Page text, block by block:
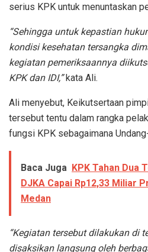
serius KPK untuk menuntaskan
“Sehingga untuk kepastian
kondisi kesehatan tersangka
kegiatan pemeriksaannya
KPK dan IDI,”kata Ali.
Ali menyebut, Keikutsertaan
tersebut tentu dalam rangka
fungsi KPK sebagaimana
Baca Juga KPK Tahan Dua
DJKA Capai Rp12,33 Miliar
Medan
“Kegiatan tersebut dilakukan di
disaksikan langsung oleh